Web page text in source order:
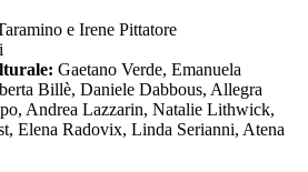
e Irene Pittatore
Gaetano Verde, Emanuela
Billè, Daniele Dabbous, Allegra
Andrea Lazzarin, Natalie Lithwick,
Elena Radovix, Linda Serianni, Atena